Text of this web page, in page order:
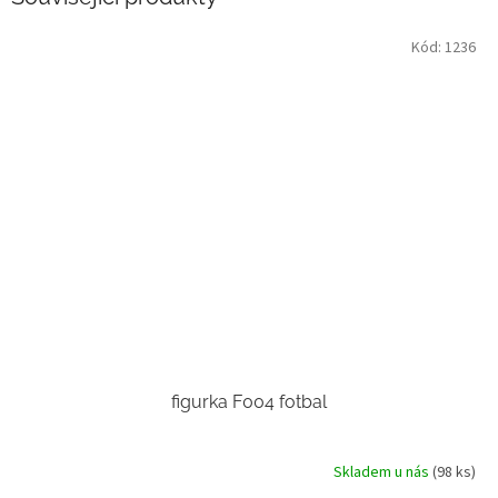
figurka F004 fotbal
Skladem u nás (98 ks)
Kód: 1236